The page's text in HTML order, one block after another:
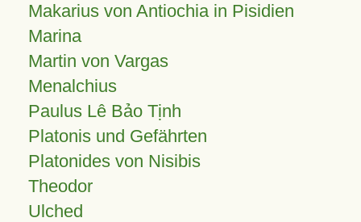
Makarius von Antiochia in Pisidien
Marina
Martin von Vargas
Menalchius
Paulus Lê Bảo Tịnh
Platonis und Gefährten
Platonides von Nisibis
Theodor
Ulched